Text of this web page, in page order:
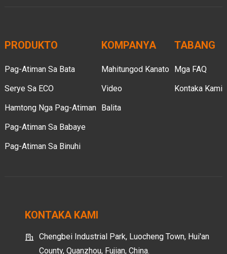
PRODUKTO
Pag-Atiman Sa Bata
Serye Sa ECO
Hamtong Nga Pag-Atiman
Pag-Atiman Sa Babaye
Pag-Atiman Sa Binuhi
KOMPANYA
Mahitungod Kanato
Video
Balita
TABANG
Mga FAQ
Kontaka Kami
KONTAKA KAMI
Chengbei Industrial Park, Luocheng Town, Hui'an
County, Quanzhou, Fujian, China.